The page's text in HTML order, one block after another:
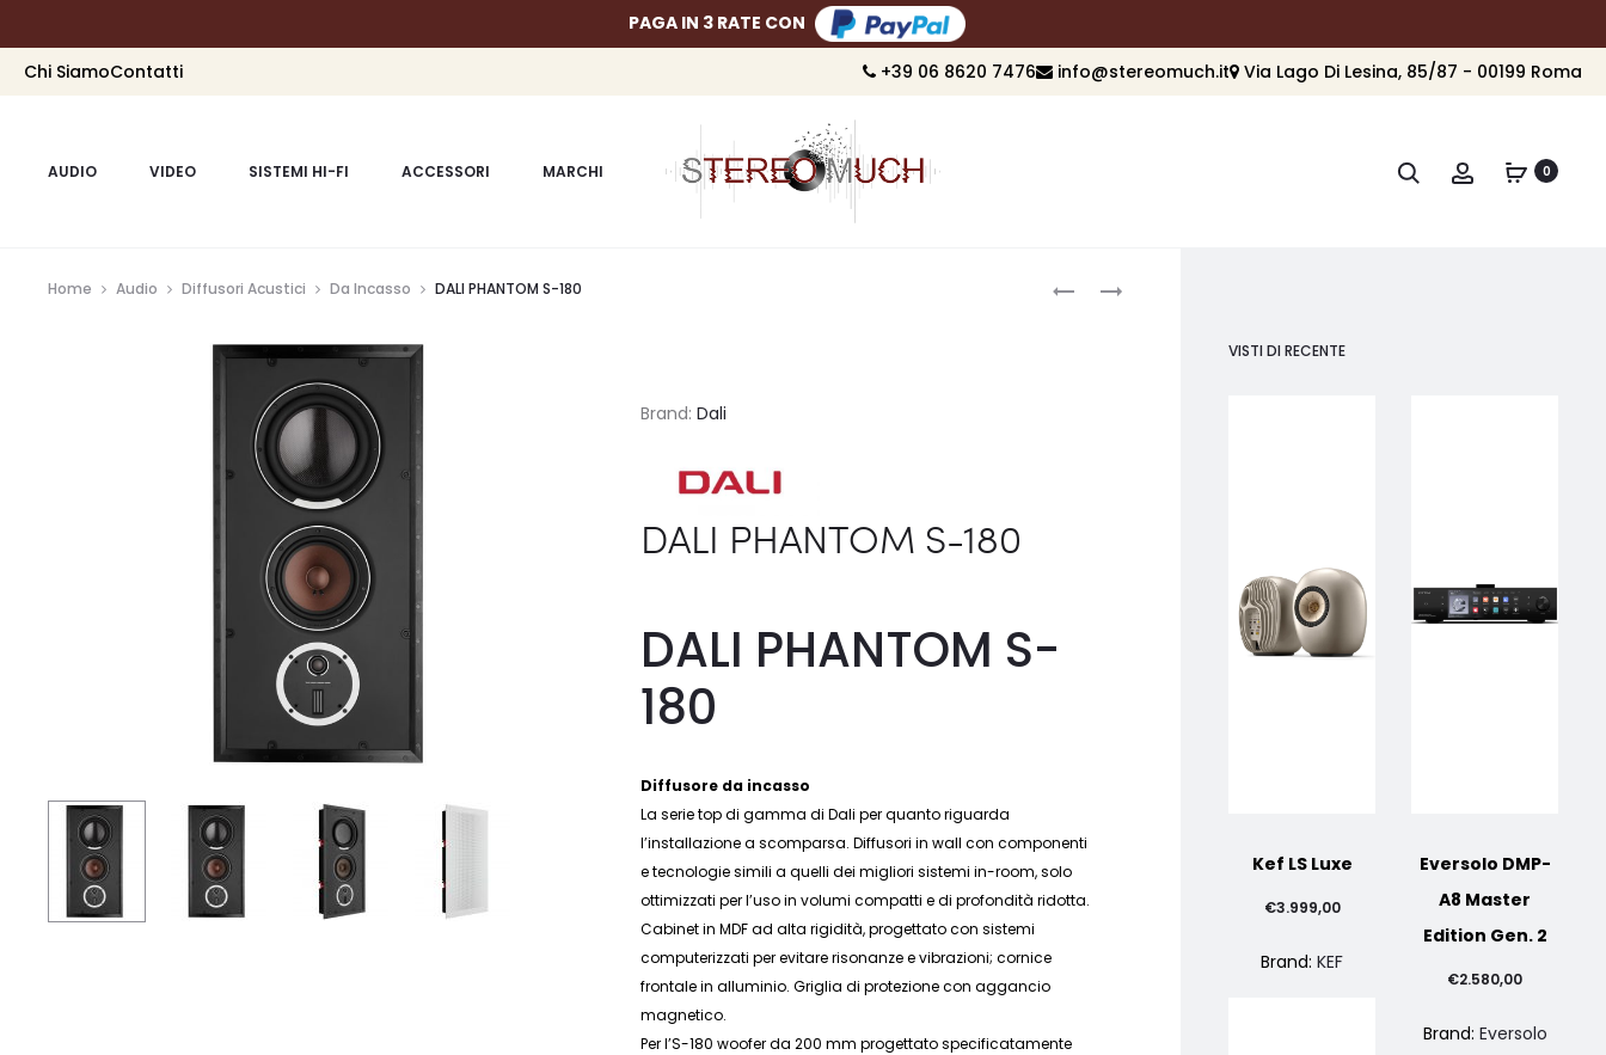
PAGA FINO A 10 RATE CON
Chi SiamoContatti +39 06 8620 7476 info@stereomuch.it Via Lago Di Lesina, 85/87 - 00199 Roma
AUDIO VIDEO SISTEMI HI-FI ACCESSORI MARCHI Cerca Account0
Product
navigation
Home Audio Diffusori Acustici Da Incasso DALI PHANTOM S-180
Brand:Dali
DALI PHANTOM S-180
DALI PHANTOM S-
180
Diffusore da incasso
La serie top di gamma di Dali per quanto riguarda
l’installazione a scomparsa. Diffusori in wall con componenti
e tecnologie simili a quelli dei migliori sistemi in-room, solo
ottimizzati per l’uso in volumi compatti e di profondità ridotta.
Cabinet in MDF ad alta rigidità, progettato con sistemi
computerizzati per evitare risonanze e vibrazioni; cornice
frontale in alluminio. Griglia di protezione con aggancio
magnetico.
Per l’S-180 woofer da 200 mm progettato specificatamente
VISTI DI RECENTE
Kef LS Luxe
€3.999,00
Brand:KEF
Eversolo DMP-
A8 Master
Edition Gen. 2
€2.580,00
Brand: Eversolo